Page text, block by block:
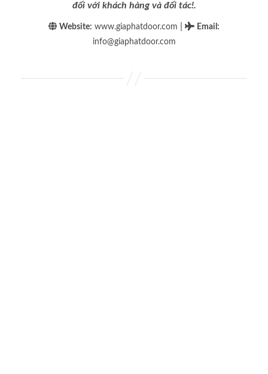
đối với khách hàng và đối tác!.
Website: www.giaphatdoor.com Email :
info@giaphatdoor.com